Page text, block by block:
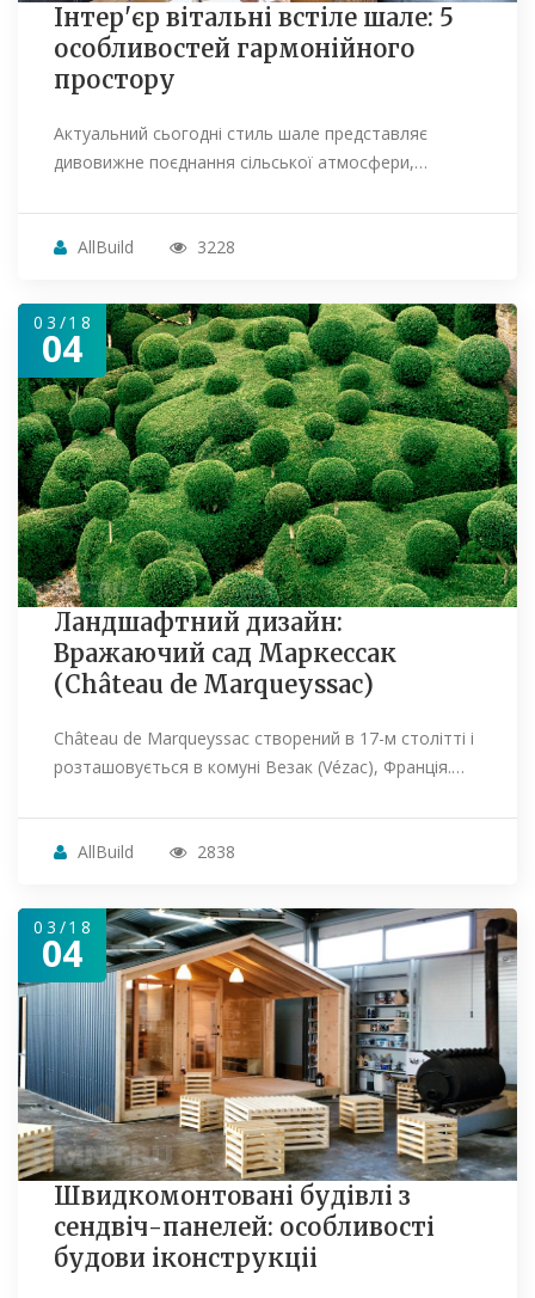
Інтер'єр вітальні встіле шале: 5
особливостей гармонійного
простору
Актуальний сьогодні стиль шале представляє
дивовижне поєднання сільської атмосфери,…
AllBuild 3228
03/18
04
Ландшафтний дизайн:
Вражаючий сад Маркессак
(Château de Marqueyssac)
Château de Marqueyssac створений в 17-м столітті і
розташовується в комуні Везак (Vézac), Франція.…
AllBuild 2838
03/18
04
Швидкомонтовані будівлі з
сендвіч-панелей: особливості
будови іконструкціі